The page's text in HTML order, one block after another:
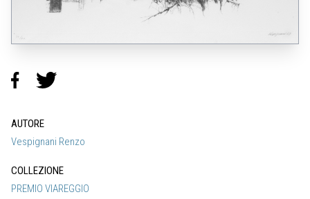
AUTORE
Vespignani Renzo
COLLEZIONE
PREMIO VIAREGGIO